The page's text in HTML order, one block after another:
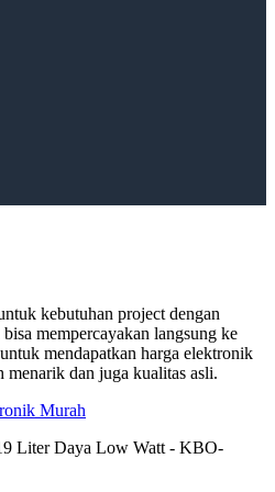
kebutuhan project dengan
mempercayakan langsung ke
mendapatkan harga elektronik
dan juga kualitas asli.
Murah